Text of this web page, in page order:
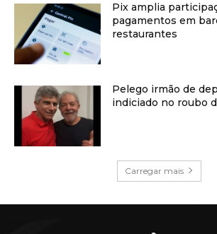
Pix amplia
pagamentos em
restaurantes
Pelego irmão de
indiciado no roubo
Carregar mais